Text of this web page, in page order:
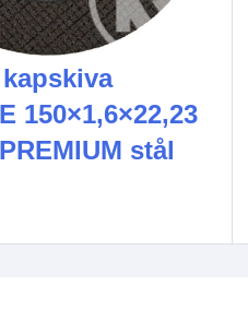
150×1,6×22,23
stål